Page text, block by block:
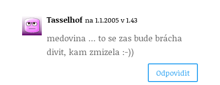
Tasselhof na 1.1.2005 v 1.43
medovina … to se zas bude brácha
divit, kam zmizela :-))
Odpovìdìt